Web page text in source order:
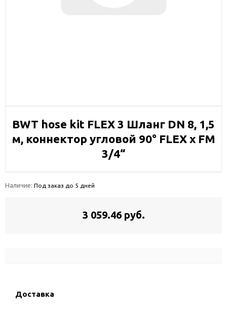
BWT hose kit FLEX 3 Шланг DN 8, 1,5
м, коннектор угловой 90° FLEX х FM
3/4“
Наличие: Под заказ до 5 дней
3 059.46 руб.
Доставка